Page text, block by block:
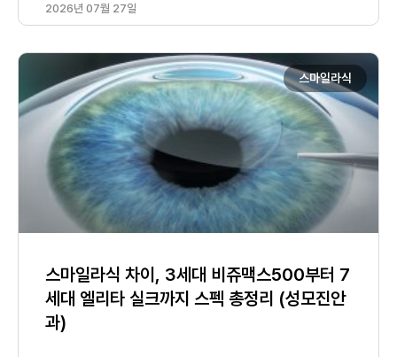
2026년 07월 27일
스마일라식
스마일라식 차이, 3세대 비쥬맥스500부터 7
세대 엘리타 실크까지 스펙 총정리 (성모진안
과)